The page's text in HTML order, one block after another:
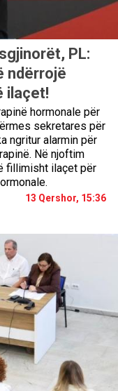
PL:
ndërrojë
ilaçet!
hormonale për
sekretares për
ngritur alarmin për
Në njoftim
fillimisht ilaçet për
13 Qershor, 15:36